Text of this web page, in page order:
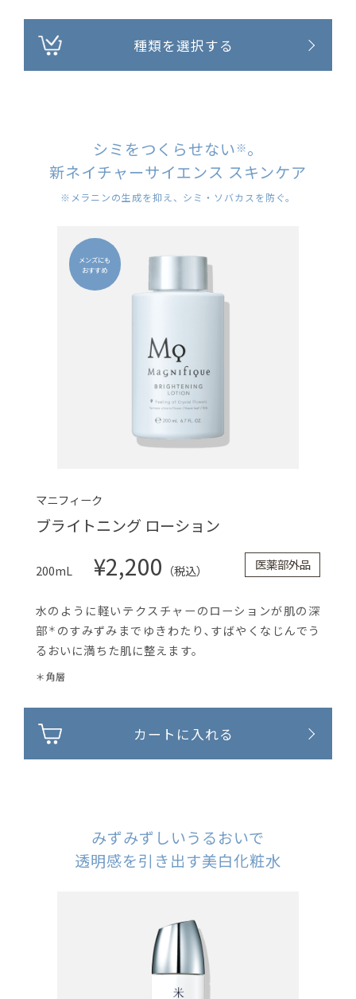
種類を選択する
シミをつくらせない ※。
新ネイチャーサイエンス スキンケア
※メラニンの生成を抑え、シミ・ソバカスを防ぐ。
メンズにも
おすすめ
マニフィーク
ブライトニング ローション
200mL ¥2,200 （税込） 医薬部外品
水のように軽いテクスチャーのローションが肌の深
部 ＊ のすみずみまでゆきわたり､すばやくなじんでう
るおいに満ちた肌に整えます。
＊角層
カートに入れる
みずみずしいうるおいで
透明感を引き出す美白化粧水